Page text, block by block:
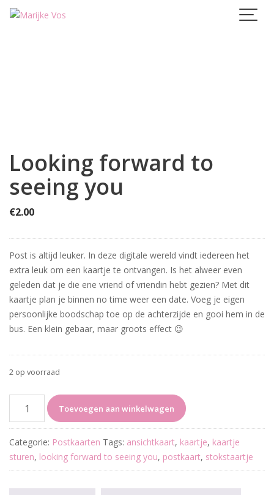
Skip
Looking forward to
seeing you
€2.00
Post is altijd leuker. In deze digitale wereld vindt iedereen het
extra leuk om een kaartje te ontvangen. Is het alweer even
geleden dat je die ene vriend of vriendin hebt gezien? Met dit
kaartje plan je binnen no time weer een date. Voeg je eigen
persoonlijke boodschap toe op de achterzijde en gooi hem in de
bus. Een klein gebaar, maar groots effect 😉
2 op voorraad
forward
to
seeing
you
aantal
Toevoegen aan winkelwagen
Categorie: Postkaarten Tags: ansichtkaart, kaartje, kaartje
sturen, looking forward to seeing you, postkaart, stokstaartje